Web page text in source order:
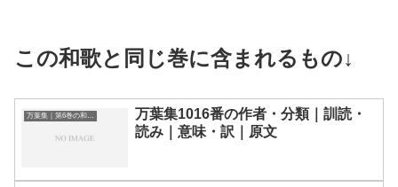
この和歌と同じ巻に含まれるもの↓
万葉集1016番の作者・分類｜訓読・
読み｜意味・訳｜原文